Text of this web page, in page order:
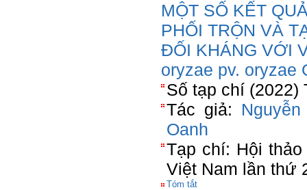
MỘT SỐ KẾT
PHỐI TRỘN VÀ
ĐỐI KHÁNG VỚI
oryzae pv. oryzae
Số tạp chí (2022)
Tác giả:
Oanh
Tạp chí: Hội
Việt Nam lần thứ
Tóm tắt